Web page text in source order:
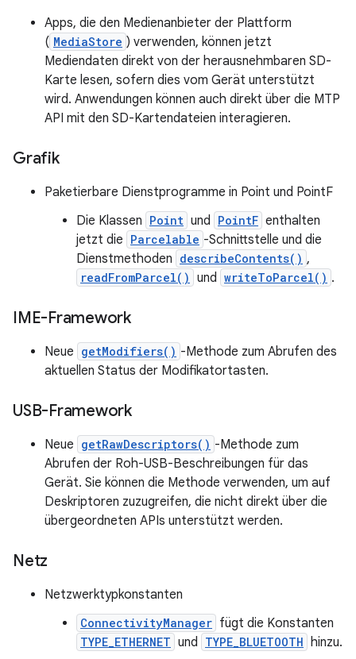
Apps, die den Medienanbieter der Plattform
( MediaStore ) verwenden, können jetzt
Mediendaten direkt von der herausnehmbaren SD-
Karte lesen, sofern dies vom Gerät unterstützt
wird. Anwendungen können auch direkt über die MTP
API mit den SD-Kartendateien interagieren.
Grafik
Paketierbare Dienstprogramme in Point und PointF
Die Klassen Point und PointF enthalten
jetzt die Parcelable -Schnittstelle und die
Dienstmethoden describeContents() ,
readFromParcel() und writeToParcel() .
IME-Framework
Neue getModifiers() -Methode zum Abrufen des
aktuellen Status der Modifikatortasten.
USB-Framework
Neue getRawDescriptors() -Methode zum
Abrufen der Roh-USB-Beschreibungen für das
Gerät. Sie können die Methode verwenden, um auf
Deskriptoren zuzugreifen, die nicht direkt über die
übergeordneten APIs unterstützt werden.
Netz
Netzwerktypkonstanten
ConnectivityManager fügt die Konstanten
TYPE_ETHERNET und TYPE_BLUETOOTH hinzu.